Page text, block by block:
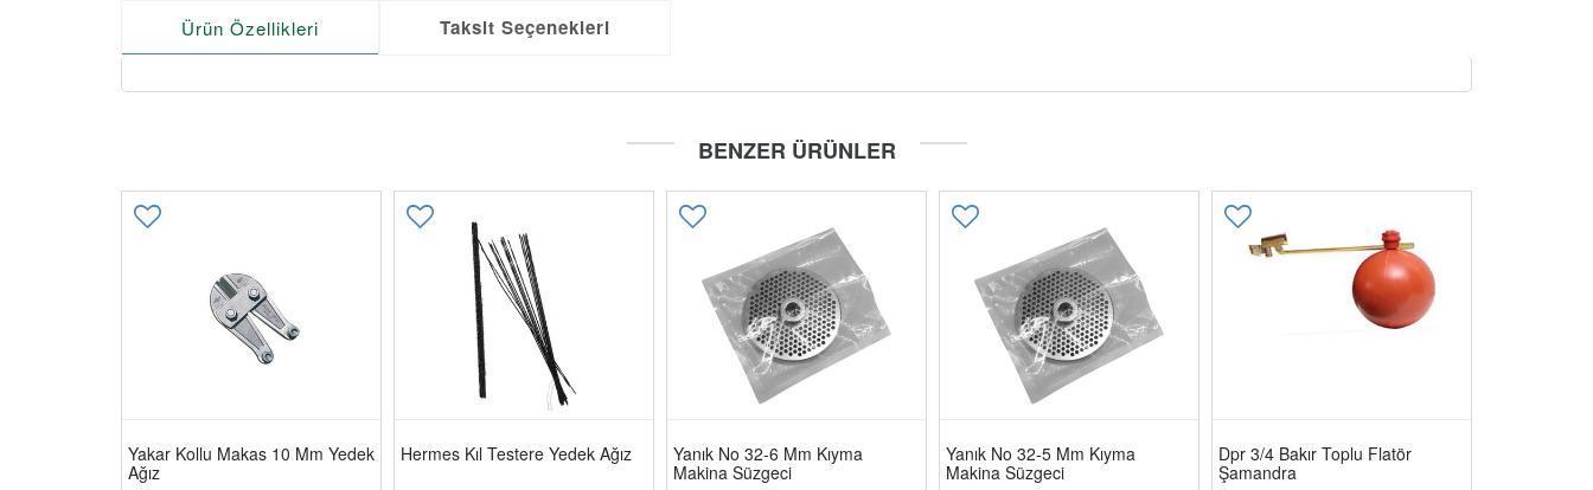
Ürün Özellikleri Taksit Seçenekleri
BENZER ÜRÜNLER
Yakar Kollu Makas 10 Mm Yedek
Ağız
Hermes Kıl Testere Yedek Ağız
Yanık No 32-6 Mm Kıyma
Makina Süzgeci
Yanık No 32-5 Mm Kıyma
Makina Süzgeci
Dpr 3/4 Bakır Toplu Flatör
Şamandra